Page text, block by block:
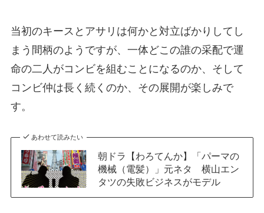
当初のキースとアサリは何かと対立ばかりしてし
まう間柄のようですが、一体どこの誰の采配で運
命の二人がコンビを組むことになるのか、そして
コンビ仲は長く続くのか、その展開が楽しみで
す。
あわせて読みたい
朝ドラ【わろてんか】「パーマの
機械（電髪）」元ネタ 横山エン
タツの失敗ビジネスがモデル